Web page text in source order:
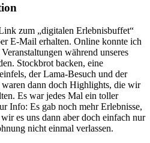
zum „digitalen Erlebnisbuffet“
E-Mail erhalten. Online konnte ich
während unseres
Stockbrot backen, eine
der Lama-Besuch und der
dann doch Highlights, die wir
Es war jedes Mal ein toller
Info: Es gab noch mehr Erlebnisse,
es uns dann aber doch einfach nur
nicht einmal verlassen.